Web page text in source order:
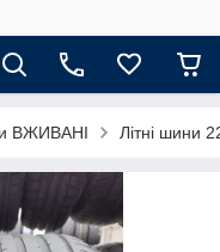
ВЖИВАНІ Літні шини